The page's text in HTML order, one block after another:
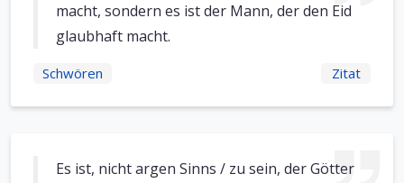
macht, sondern es ist der Mann, der den Eid
glaubhaft macht.
Schwören Zitat
Es ist, nicht argen Sinns / zu sein, der Götter